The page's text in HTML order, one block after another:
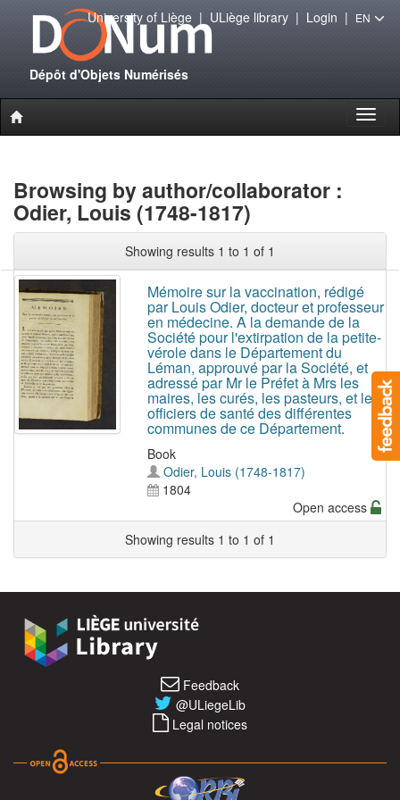
Dépôt d'Objets Numérisés
University of Liège| ULiège library| Login | EN
Browsing by author/collaborator :
Odier, Louis (1748-1817)
Showing results 1 to 1 of 1
Mémoire sur la vaccination, rédigé
par Louis Odier, docteur et professeur
en médecine. A la demande de la
Société pour l'extirpation de la petite-
vérole dans le Département du
Léman, approuvé par la Société, et
adressé par Mr le Préfet à Mrs les
maires, les curés, les pasteurs, et les
officiers de santé des différentes
communes de ce Département.
Book
Odier, Louis (1748-1817)
1804
Open access
Showing results 1 to 1 of 1
Feedback
@ULiegeLib
Legal notices